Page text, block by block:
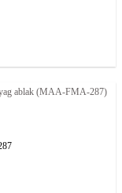
ablak (MAA-FMA-287)